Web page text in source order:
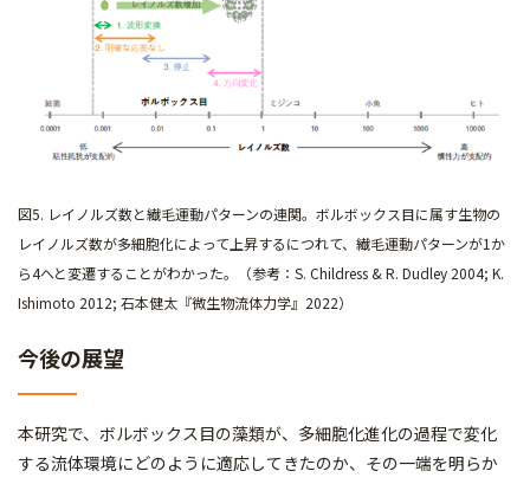
図5. レイノルズ数と繊毛運動パターンの連関。ボルボックス目に属す生物の
レイノルズ数が多細胞化によって上昇するにつれて、繊毛運動パターンが1か
ら4へと変遷することがわかった。（参考：S. Childress & R. Dudley 2004; K.
Ishimoto 2012; 石本健太『微生物流体力学』2022）
今後の展望
本研究で、ボルボックス目の藻類が、多細胞化進化の過程で変化
する流体環境にどのように適応してきたのか、その一端を明らか